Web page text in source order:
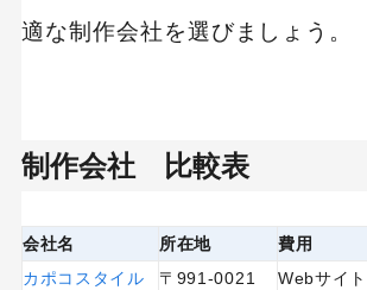
適な制作会社を選びましょう。
制作会社 比較表
会社名 所在地 費用
カポコスタイル
〒991-0021
Webサイト